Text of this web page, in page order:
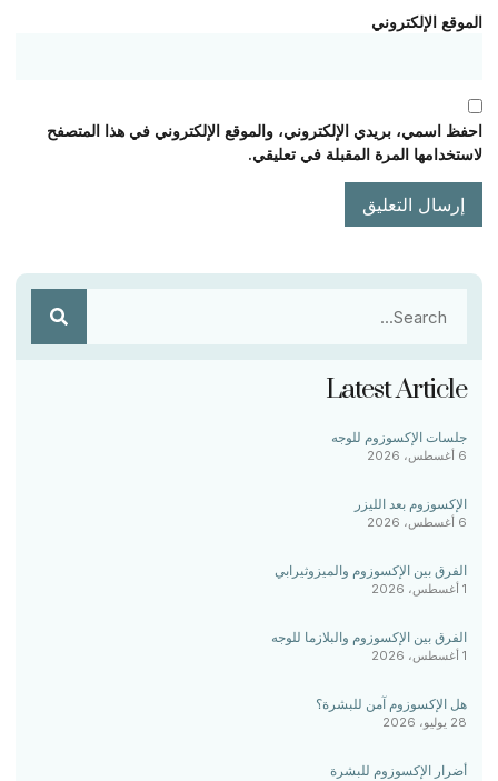
الإلكتروني
اسمي، بريدي الإلكتروني، والموقع الإلكتروني في هذا المتصفح
المرة المقبلة في تعليقي.
Latest Article
جلسات الإكسوزوم للوجه
الإكسوزوم بعد الليزر
الفرق بين الإكسوزوم والميزوثيرابي
الفرق بين الإكسوزوم والبلازما للوجه
هل الإكسوزوم آمن للبشرة؟
أضرار الإكسوزوم للبشرة